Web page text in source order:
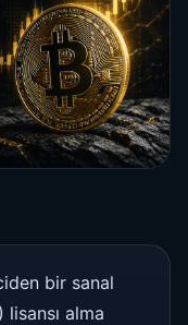
bir sanal
lisansı alma